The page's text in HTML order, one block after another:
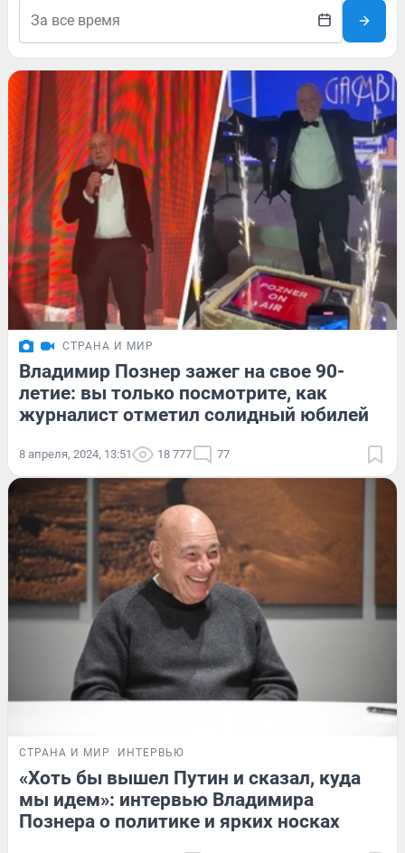
СТРАНА И МИР
Владимир Познер зажег на свое 90-
летие: вы только посмотрите, как
журналист отметил солидный юбилей
8 апреля, 2024, 13:51 18 777 77
СТРАНА И МИР ИНТЕРВЬЮ
«Хоть бы вышел Путин и сказал, куда
мы идем»: интервью Владимира
Познера о политике и ярких носках